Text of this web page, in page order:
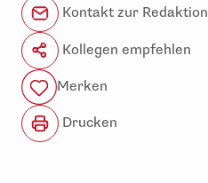
Kontakt zur Redaktion
Kollegen empfehlen
Merken
Drucken